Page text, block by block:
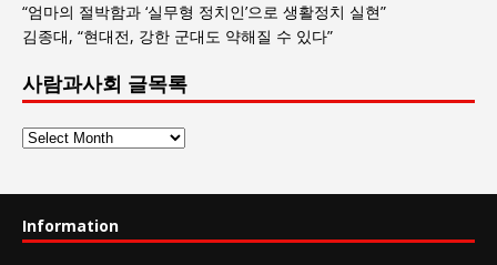
“엄마의 절박함과 ‘실무형 정치인’으로 생활정치 실현”
김종대, “현대전, 강한 군대도 약해질 수 있다”
사람과사회 글목록
사
회
Information